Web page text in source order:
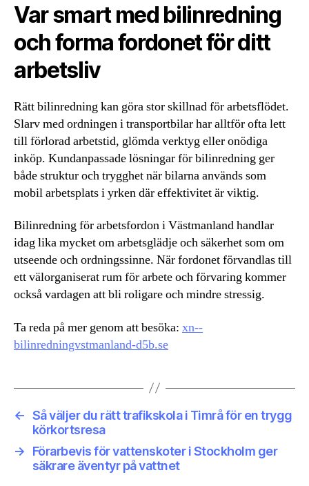
Var smart med bilinredning
och forma fordonet för ditt
arbetsliv
Rätt bilinredning kan göra stor skillnad för arbetsflödet.
Slarv med ordningen i transportbilar har alltför ofta lett
till förlorad arbetstid, glömda verktyg eller onödiga
inköp. Kundanpassade lösningar för bilinredning ger
både struktur och trygghet när bilarna används som
mobil arbetsplats i yrken där effektivitet är viktig.
Bilinredning för arbetsfordon i Västmanland handlar
idag lika mycket om arbetsglädje och säkerhet som om
utseende och ordningssinne. När fordonet förvandlas till
ett välorganiserat rum för arbete och förvaring kommer
också vardagen att bli roligare och mindre stressig.
Ta reda på mer genom att besöka: xn--
bilinredningvstmanland-d5b.se
← Så väljer du rätt trafikskola i Timrå för en trygg
körkortsresa
→
Förarbevis för vattenskoter i Stockholm ger
säkrare äventyr på vattnet